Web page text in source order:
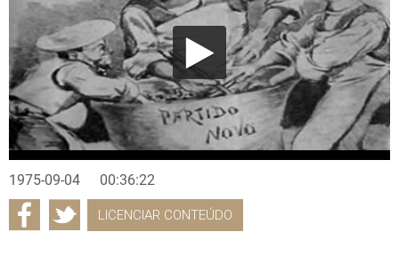
1975-09-04 00:36:22
LICENCIAR CONTEÚDO